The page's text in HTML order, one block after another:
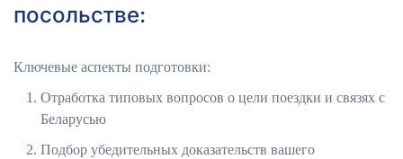
посольстве:
Ключевые аспекты подготовки:
Отработка типовых вопросов о цели поездки и связях с
Беларусью
Подбор убедительных доказательств вашего